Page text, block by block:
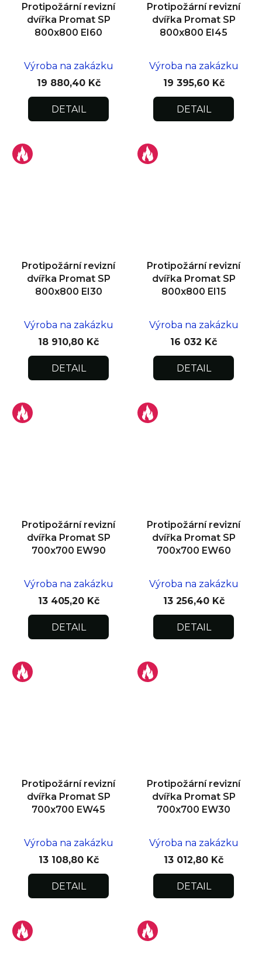
Protipožární revizní
dvířka Promat SP
800x800 EI60
Výroba na zakázku
19 880,40 Kč
DETAIL
Protipožární revizní
dvířka Promat SP
800x800 EI45
Výroba na zakázku
19 395,60 Kč
DETAIL
Protipožární revizní
dvířka Promat SP
800x800 EI30
Výroba na zakázku
18 910,80 Kč
DETAIL
Protipožární revizní
dvířka Promat SP
800x800 EI15
Výroba na zakázku
16 032 Kč
DETAIL
Protipožární revizní
dvířka Promat SP
700x700 EW90
Výroba na zakázku
13 405,20 Kč
DETAIL
Protipožární revizní
dvířka Promat SP
700x700 EW60
Výroba na zakázku
13 256,40 Kč
DETAIL
Protipožární revizní
dvířka Promat SP
700x700 EW45
Výroba na zakázku
13 108,80 Kč
DETAIL
Protipožární revizní
dvířka Promat SP
700x700 EW30
Výroba na zakázku
13 012,80 Kč
DETAIL